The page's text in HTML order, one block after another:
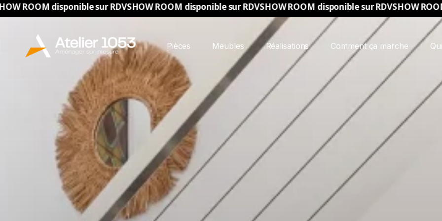
sur RDVSHOW ROOM disponible sur RDVSHOW ROOM disponible sur RDVSHOW ROOM disponible
Pièces Meubles Réalisations Comment ça marche